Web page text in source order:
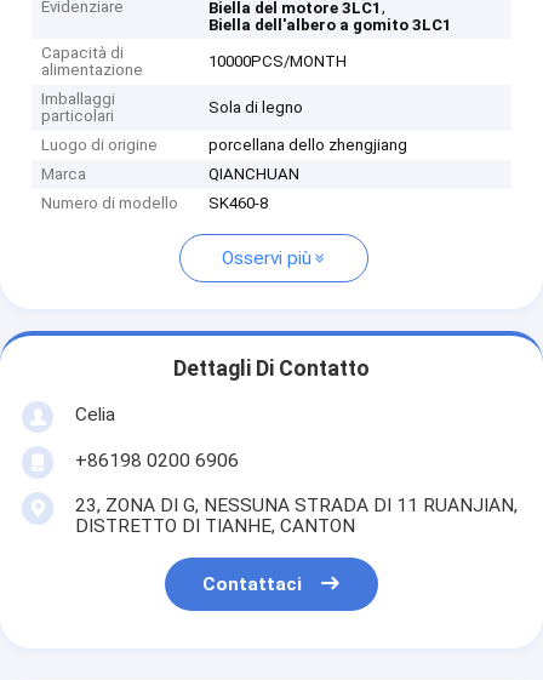
Evidenziare
Biella del motore 3LC1,
Biella dell'albero a gomito 3LC1
Capacità di
alimentazione
10000PCS/MONTH
Imballaggi
particolari
Sola di legno
Luogo di origine
porcellana dello zhengjiang
Marca
QIANCHUAN
Numero di modello
SK460-8
Osservi più
Dettagli Di Contatto
Celia
+86198 0200 6906
23, ZONA DI G, NESSUNA STRADA DI 11 RUANJIAN,
DISTRETTO DI TIANHE, CANTON
Contattaci